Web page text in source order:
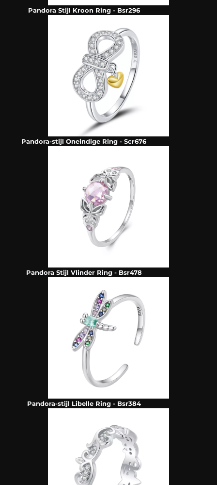
Pandora Stijl Kroon Ring - Bsr296
Pandora-stijl Oneindige Ring - Scr676
Pandora Stijl Vlinder Ring - Bsr478
Pandora-stijl Libelle Ring - Bsr384